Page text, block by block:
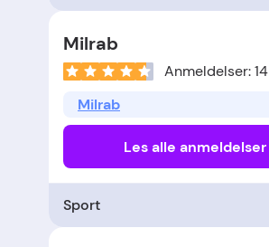
Milrab
Anmeldelser: 14
Milrab
Les alle anmeldelser
Sport